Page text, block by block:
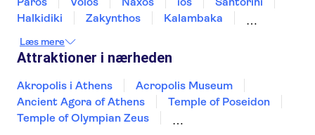
Halkidiki
Zakynthos
Kalambaka
Læs mere
Attraktioner i nærheden
Akropolis i Athens
Acropolis Museum
Ancient Agora of Athens
Temple of Poseidon
Temple of Olympian Zeus